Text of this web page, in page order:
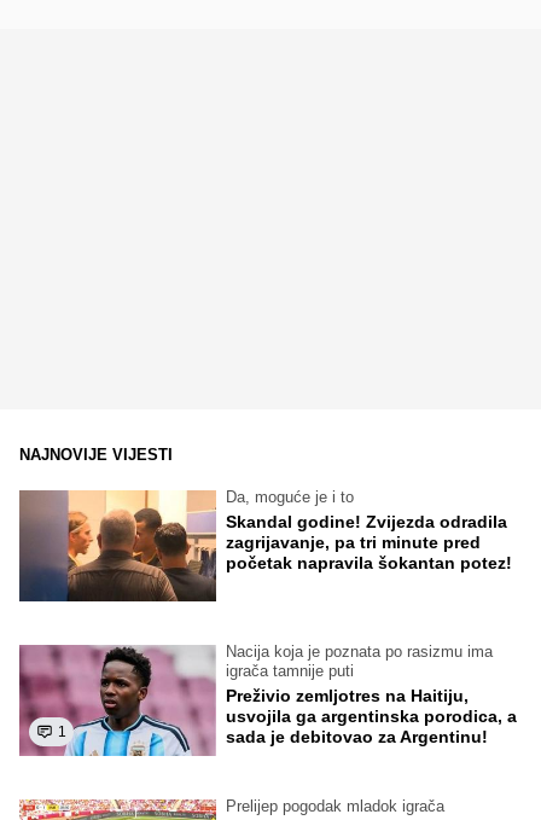
NAJNOVIJE VIJESTI
Da, moguće je i to
Skandal godine! Zvijezda odradila
zagrijavanje, pa tri minute pred
početak napravila šokantan potez!
1
Nacija koja je poznata po rasizmu ima
igrača tamnije puti
Preživio zemljotres na Haitiju,
usvojila ga argentinska porodica, a
sada je debitovao za Argentinu!
Prelijep pogodak mladok igrača